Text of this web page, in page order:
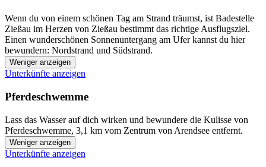
Wenn du von einem schönen Tag am Strand träumst, ist Badestelle
Zießau im Herzen von Zießau bestimmt das richtige Ausflugsziel.
Einen wunderschönen Sonnenuntergang am Ufer kannst du hier
bewundern: Nordstrand und Südstrand.
Weniger anzeigen
Unterkünfte anzeigen
Pferdeschwemme
Lass das Wasser auf dich wirken und bewundere die Kulisse von
Pferdeschwemme, 3,1 km vom Zentrum von Arendsee entfernt.
Weniger anzeigen
Unterkünfte anzeigen